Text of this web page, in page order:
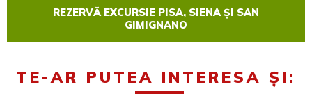
REZERVĂ EXCURSIE PISA, SIENA ȘI SAN
GIMIGNANO
TE-AR PUTEA INTERESA ȘI: